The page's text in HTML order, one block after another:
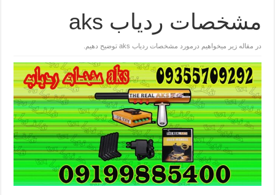
مشخصات ردیاب aks
در مقاله زیر میخواهیم درمورد مشخصات ردیاب aks توضیح دهیم.